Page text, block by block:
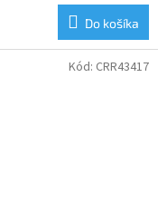
Do košíka
Kód: CRR43417